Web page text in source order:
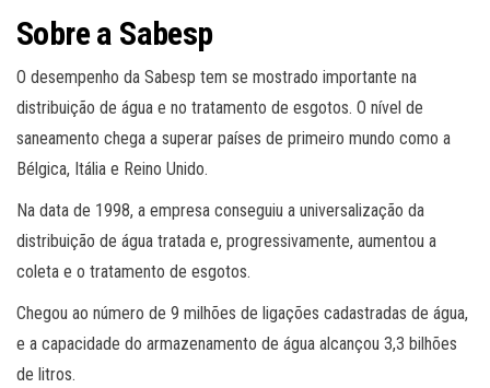
Sobre a Sabesp
O desempenho da Sabesp tem se mostrado importante na
distribuição de água e no tratamento de esgotos. O nível de
saneamento chega a superar países de primeiro mundo como a
Bélgica, Itália e Reino Unido.
Na data de 1998, a empresa conseguiu a universalização da
distribuição de água tratada e, progressivamente, aumentou a
coleta e o tratamento de esgotos.
Chegou ao número de 9 milhões de ligações cadastradas de água,
e a capacidade do armazenamento de água alcançou 3,3 bilhões
de litros.